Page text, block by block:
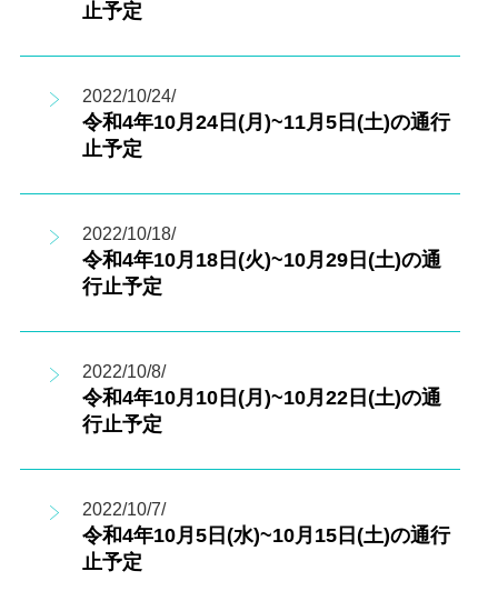
止予定
2022/10/24/
令和4年10月24日(月)~11月5日(土)の通行
止予定
2022/10/18/
令和4年10月18日(火)~10月29日(土)の通
行止予定
2022/10/8/
令和4年10月10日(月)~10月22日(土)の通
行止予定
2022/10/7/
令和4年10月5日(水)~10月15日(土)の通行
止予定